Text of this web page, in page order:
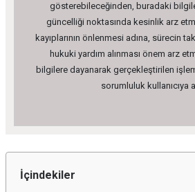
gösterebileceğinden, buradaki
güncelliği noktasında kesinlik arz
kayıplarının önlenmesi adına, sürecin
hukuki yardım alınması önem arz
bilgilere dayanarak gerçekleştirilen
sorumluluk kullanıcıya
İçindekiler